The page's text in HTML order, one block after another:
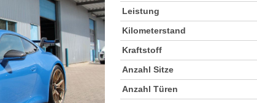
Leistung
Kilometerstand
Kraftstoff
Anzahl Sitze
Anzahl Türen